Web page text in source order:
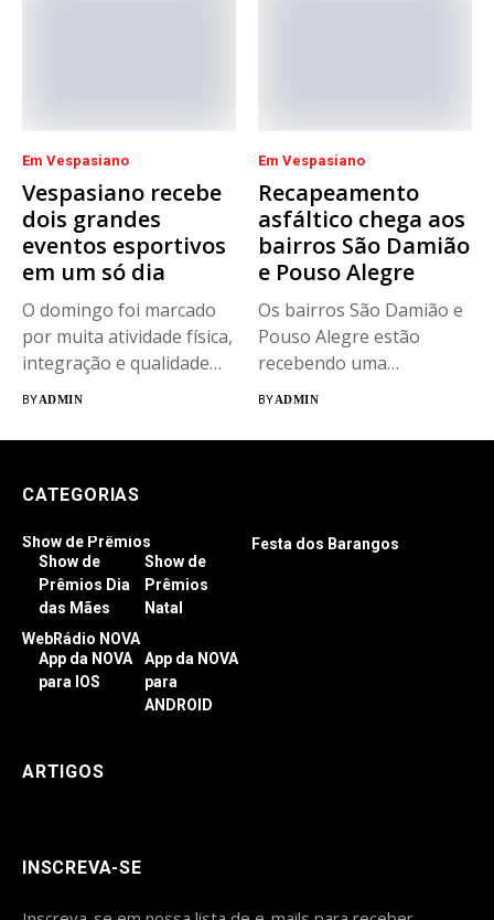
Em Vespasiano
Vespasiano recebe
dois grandes
eventos esportivos
em um só dia
O domingo foi marcado
por muita atividade física,
integração e qualidade
de...
BYADMIN
Em Vespasiano
Recapeamento
asfáltico chega aos
bairros São Damião
e Pouso Alegre
Os bairros São Damião e
Pouso Alegre estão
recebendo uma
importante ação...
BYADMIN
CATEGORIAS
Show de Prêmios
Show de
Prêmios Dia
das Mães
Show de
Prêmios
Natal
Festa dos Barangos
WebRádio NOVA
App da NOVA
para IOS
App da NOVA
para
ANDROID
ARTIGOS
INSCREVA-SE